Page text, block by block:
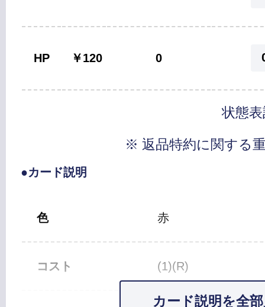
HP ￥120 0
状態
※ 返品特約に関する
●カード説明
色 赤
コスト (1)(R)
カード説明を全